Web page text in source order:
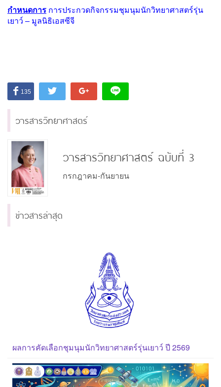
กำหนดการ การประกวดกิจกรรมชุมนุมนักวิทยาศาสตร์รุ่น
เยาว์ – มูลนิธิเอสซีจี
135
วารสารวิทยาศาสตร์
วารสารวิทยาศาสตร์ ฉบับที่ 3
กรกฎาคม-กันยายน
ข่าวสารล่าสุด
ผลการคัดเลือกชุมนุมนักวิทยาศาสตร์รุ่นเยาว์ ปี 2569